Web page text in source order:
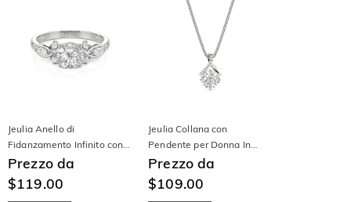
Jeulia Anello di
Fidanzamento Infinito con
Taglio Tondo Personalizzato
in Argento Sterling
Prezzo da
$119.00
Jeulia Collana con
Pendente per Donna In
Argento Sterling
Prezzo da
$109.00